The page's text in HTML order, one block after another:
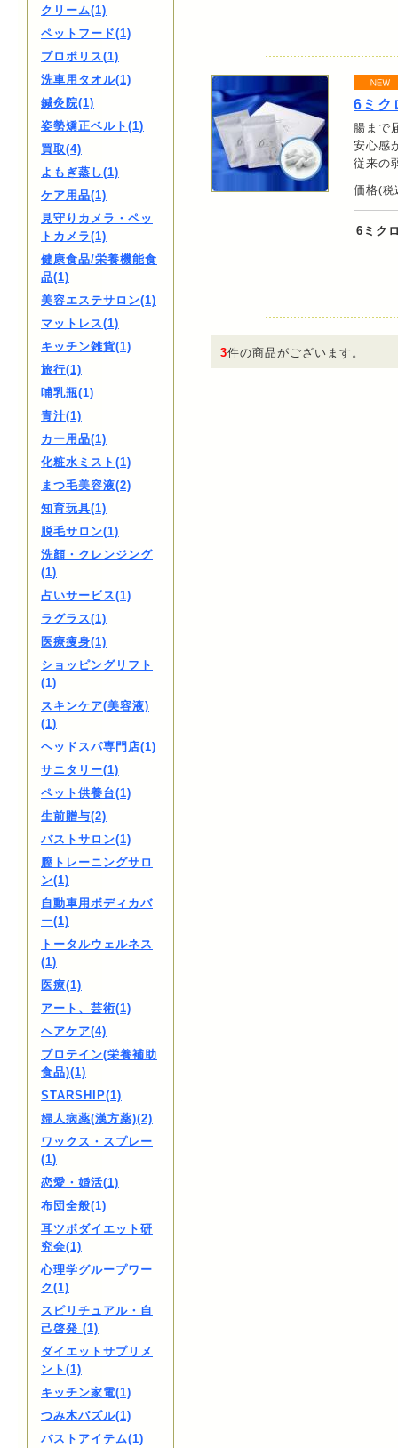
クリーム(1)
ペットフード(1)
プロポリス(1)
洗車用タオル(1)
鍼灸院(1)
姿勢矯正ベルト(1)
買取(4)
よもぎ蒸し(1)
ケア用品(1)
見守りカメラ・ペッ
トカメラ(1)
健康食品/栄養機能食
品(1)
美容エステサロン(1)
マットレス(1)
キッチン雑貨(1)
旅行(1)
哺乳瓶(1)
青汁(1)
カー用品(1)
化粧水ミスト(1)
まつ毛美容液(2)
知育玩具(1)
脱毛サロン(1)
洗顔・クレンジング
(1)
占いサービス(1)
ラグラス(1)
医療痩身(1)
ショッピングリフト
(1)
スキンケア(美容液)
(1)
ヘッドスパ専門店(1)
サニタリー(1)
ペット供養台(1)
生前贈与(2)
バストサロン(1)
膣トレーニングサロ
ン(1)
自動車用ボディカバ
ー(1)
トータルウェルネス
(1)
医療(1)
アート、芸術(1)
ヘアケア(4)
プロテイン(栄養補助
食品)(1)
STARSHIP(1)
婦人病薬(漢方薬)(2)
ワックス・スプレー
(1)
恋愛・婚活(1)
布団全般(1)
耳ツボダイエット研
究会(1)
心理学グループワー
ク(1)
スピリチュアル・自
己啓発 (1)
ダイエットサプリメ
ント(1)
キッチン家電(1)
つみ木パズル(1)
バストアイテム(1)
6ミク
腸まで
安心感
従来の
価格(税
6ミク
3件の商品がございます。